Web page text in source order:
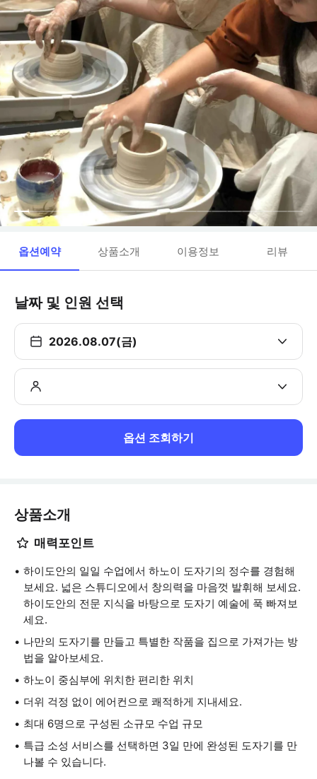
옵션예약 상품소개 이용정보 리뷰
날짜 및 인원 선택
2026.08.07(금)
옵션 조회하기
상품소개
매력포인트
하이도안의 일일 수업에서 하노이 도자기의 정수를 경험해
보세요. 넓은 스튜디오에서 창의력을 마음껏 발휘해 보세요.
하이도안의 전문 지식을 바탕으로 도자기 예술에 푹 빠져보
세요.
나만의 도자기를 만들고 특별한 작품을 집으로 가져가는 방
법을 알아보세요.
하노이 중심부에 위치한 편리한 위치
더위 걱정 없이 에어컨으로 쾌적하게 지내세요.
최대 6명으로 구성된 소규모 수업 규모
특급 소성 서비스를 선택하면 3일 만에 완성된 도자기를 만
나볼 수 있습니다.